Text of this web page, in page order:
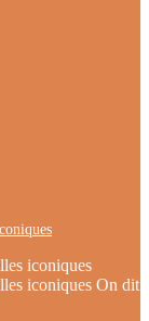
iconiques
iconiques On dit